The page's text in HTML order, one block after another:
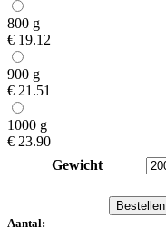
800 g
€ 19.12
900 g
€ 21.51
1000 g
€ 23.90
Gewicht
Aantal:
Bestellen